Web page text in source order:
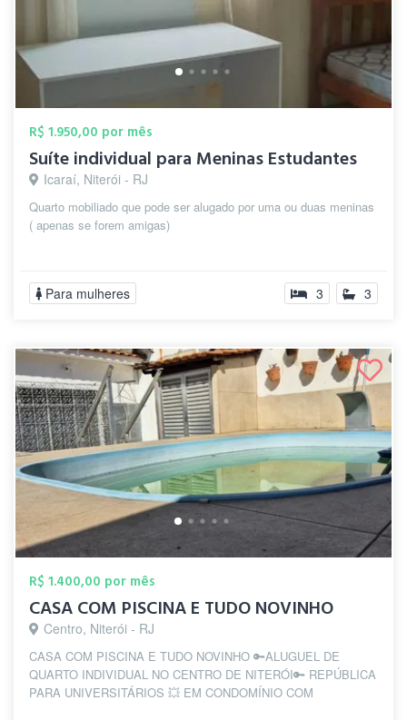
R$ 1.950,00 por mês
Suíte individual para Meninas Estudantes
Icaraí, Niterói - RJ
Quarto mobiliado que pode ser alugado por uma ou duas meninas
( apenas se forem amigas)
Para mulheres 3 3
R$ 1.400,00 por mês
CASA COM PISCINA E TUDO NOVINHO
Centro, Niterói - RJ
CASA COM PISCINA E TUDO NOVINHO 🔑ALUGUEL DE
QUARTO INDIVIDUAL NO CENTRO DE NITERÓI🔑 REPÚBLICA
PARA UNIVERSITÁRIOS 💥 EM CONDOMÍNIO COM